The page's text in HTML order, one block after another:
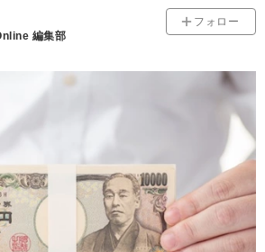
編集部
フォロー